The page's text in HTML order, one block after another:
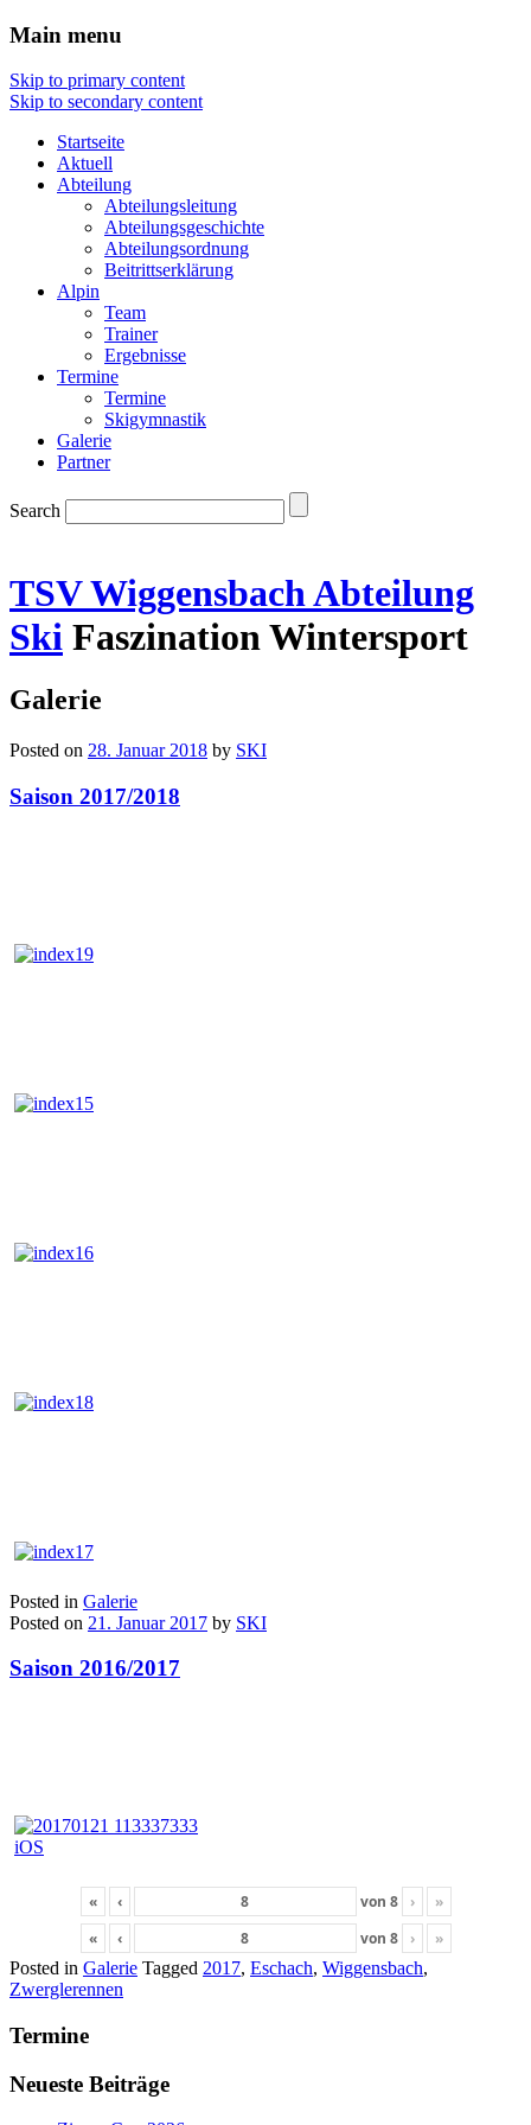
Main menu
Skip to primary content
Skip to secondary content
Startseite
Aktuell
Abteilung
Abteilungsleitung
Abteilungsgeschichte
Abteilungsordnung
Beitrittserklärung
Alpin
Team
Trainer
Ergebnisse
Termine
Termine
Skigymnastik
Galerie
Partner
Search
TSV Wiggensbach Abteilung
Ski Faszination Wintersport
Galerie
Posted on 28. Januar 2018 by SKI
Saison 2017/2018
Posted in Galerie
Posted on 21. Januar 2017 by SKI
Saison 2016/2017
« ‹ von 8 ›
»
«
‹ von 8 ›
»
Posted in Galerie Tagged 2017, Eschach, Wiggensbach,
Zwerglerennen
Termine
Neueste Beiträge